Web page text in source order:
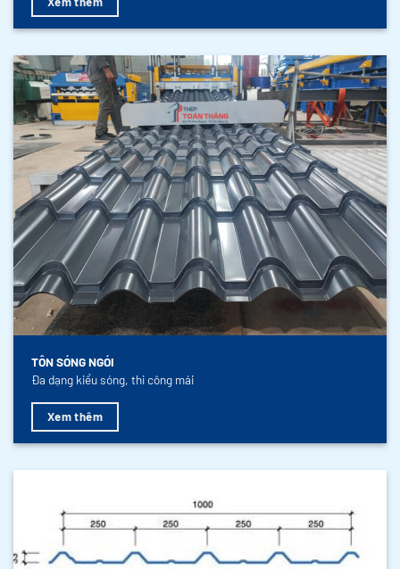
TÔN SÓNG NGÓI
Đa dạng kiểu sóng, thi công mái
Xem thêm